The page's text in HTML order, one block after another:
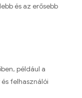
és az erősebb
például a
felhasználói